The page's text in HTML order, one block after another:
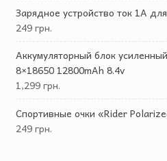
Зарядное устройство ток 1А
249 грн.
Аккумуляторный блок
8×18650 12800mAh 8.4v
1,299 грн.
Спортивные очки «Rider
249 грн.